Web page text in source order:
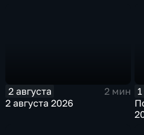
2 августа
2 мин
2 августа 2026